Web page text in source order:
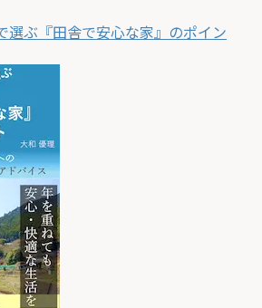
選ぶ『田舎で安心な家』のポイン